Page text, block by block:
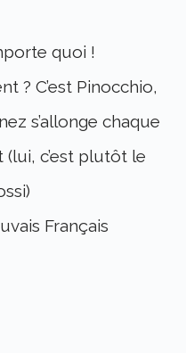
quoi !
? C’est Pinocchio,
s’allonge chaque
(lui, c’est plutôt le
Français